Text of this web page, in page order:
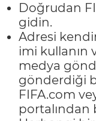
Doğrudan
gidin.
Adresi
imi kullanın
medya
gönderdiği
FIFA.com
portalından